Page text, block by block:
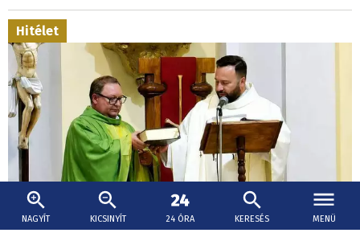
NAGYÍT KICSINYÍT 24 ÓRA KERESÉS MENÜ
Hitélet